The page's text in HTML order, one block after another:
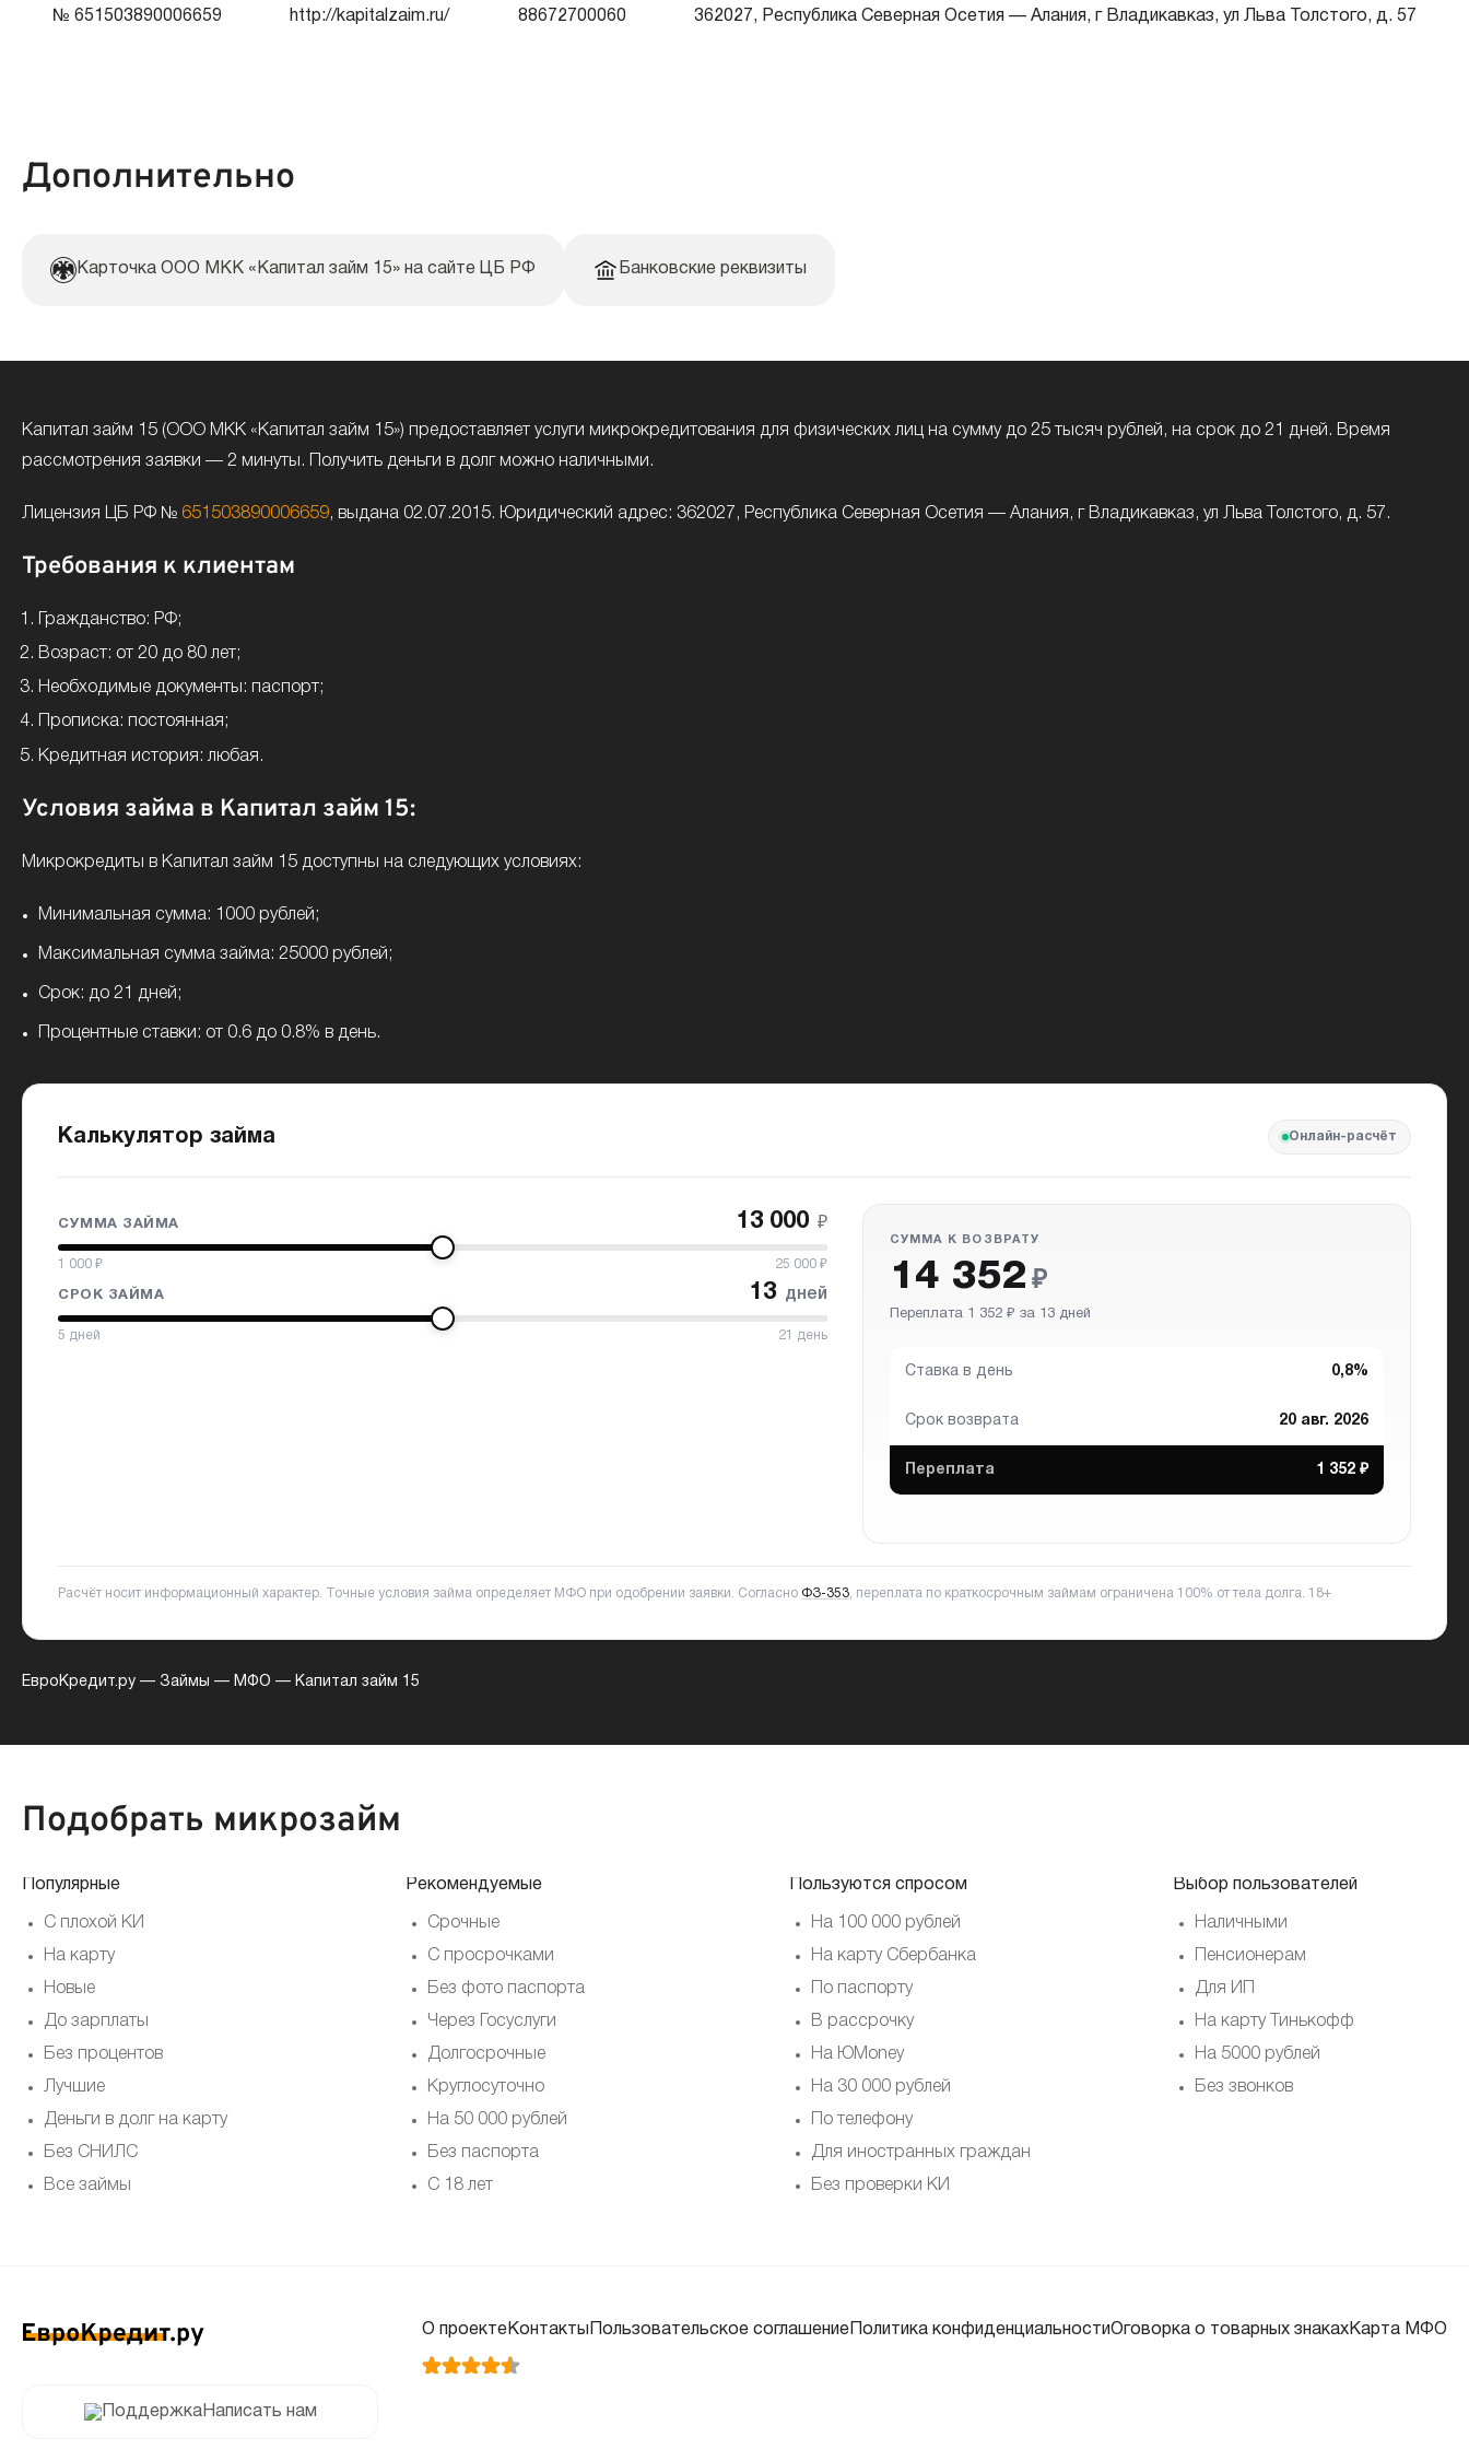
№ 651503890006659
http://kapitalzaim.ru/
88672700060
362027, Республика Северная Осетия — Алания, г Владикавказ, ул Льва Толстого, д. 57
Дополнительно
Карточка ООО МКК «Капитал займ 15» на сайте ЦБ РФ Банковские реквизиты
Капитал займ 15 (ООО МКК «Капитал займ 15») предоставляет услуги микрокредитования для физических лиц на сумму до 25 тысяч рублей, на срок до 21 дней. Время
рассмотрения заявки — 2 минуты. Получить деньги в долг можно наличными.
Лицензия ЦБ РФ № 651503890006659, выдана 02.07.2015. Юридический адрес: 362027, Республика Северная Осетия — Алания, г Владикавказ, ул Льва Толстого, д. 57.
Требования к клиентам
Гражданство: РФ;
Возраст: от 20 до 80 лет;
Необходимые документы: паспорт;
Прописка: постоянная;
Кредитная история: любая.
Условия займа в Капитал займ 15:
Микрокредиты в Капитал займ 15 доступны на следующих условиях:
Минимальная сумма: 1000 рублей;
Максимальная сумма займа: 25000 рублей;
Срок: до 21 дней;
Процентные ставки: от 0.6 до 0.8% в день.
Калькулятор займа Онлайн-расчёт
СУММА ЗАЙМА 13 000 ₽
1 000 ₽ 25 000₽
СРОК ЗАЙМА 13 дней
5 дней 21 день
СУММА К ВОЗВРАТУ
14 352 ₽
Переплата 1 352 ₽ за 13 дней
Ставка в день 0,8%
Срок возврата 20 авг. 2026
Переплата 1 352 ₽
Расчёт носит информационный характер. Точные условия займа определяет МФО при одобрении заявки. Согласно ФЗ-353 , переплата по краткосрочным займам ограничена 100% от тела долга. 18+
ЕвроКредит.ру — Займы — МФО — Капитал займ 15
Подобрать микрозайм
Популярные
С плохой КИ
На карту
Новые
До зарплаты
Без процентов
Лучшие
Деньги в долг на карту
Без СНИЛС
Все займы
Рекомендуемые
Срочные
С просрочками
Без фото паспорта
Через Госуслуги
Долгосрочные
Круглосуточно
На 50 000 рублей
Без паспорта
С 18 лет
Пользуются спросом
На 100 000 рублей
На карту Сбербанка
По паспорту
В рассрочку
На ЮMoney
На 30 000 рублей
По телефону
Для иностранных граждан
Без проверки КИ
Выбор пользователей
Наличными
Пенсионерам
Для ИП
На карту Тинькофф
На 5000 рублей
Без звонков
Написать нам
О проекте Контакты Пользовательское соглашение Политика конфиденциальностиОговорка о товарных знаках Карта МФО